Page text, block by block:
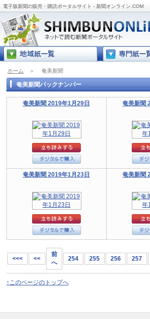
電子版新聞の販売・購読ポータルサイト - 新聞オンライン.COM
ホーム ＞ 奄美新聞
奄美新聞バックナンバー
奄美新聞 2019年1月29日 奄美新聞
奄美新聞 2019年1月23日 奄美新聞
<<< <<
前
へ
254 255 256 257
↑このページのトップへ